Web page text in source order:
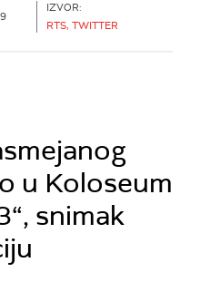
IZVOR:
RTS, TWITTER
u Koloseum
snimak